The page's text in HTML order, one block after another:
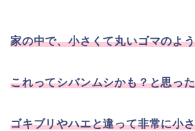
家の中で、小さくて丸いゴマのよ
これってシバンムシかも？と思っ
ゴキブリやハエと違って非常に小